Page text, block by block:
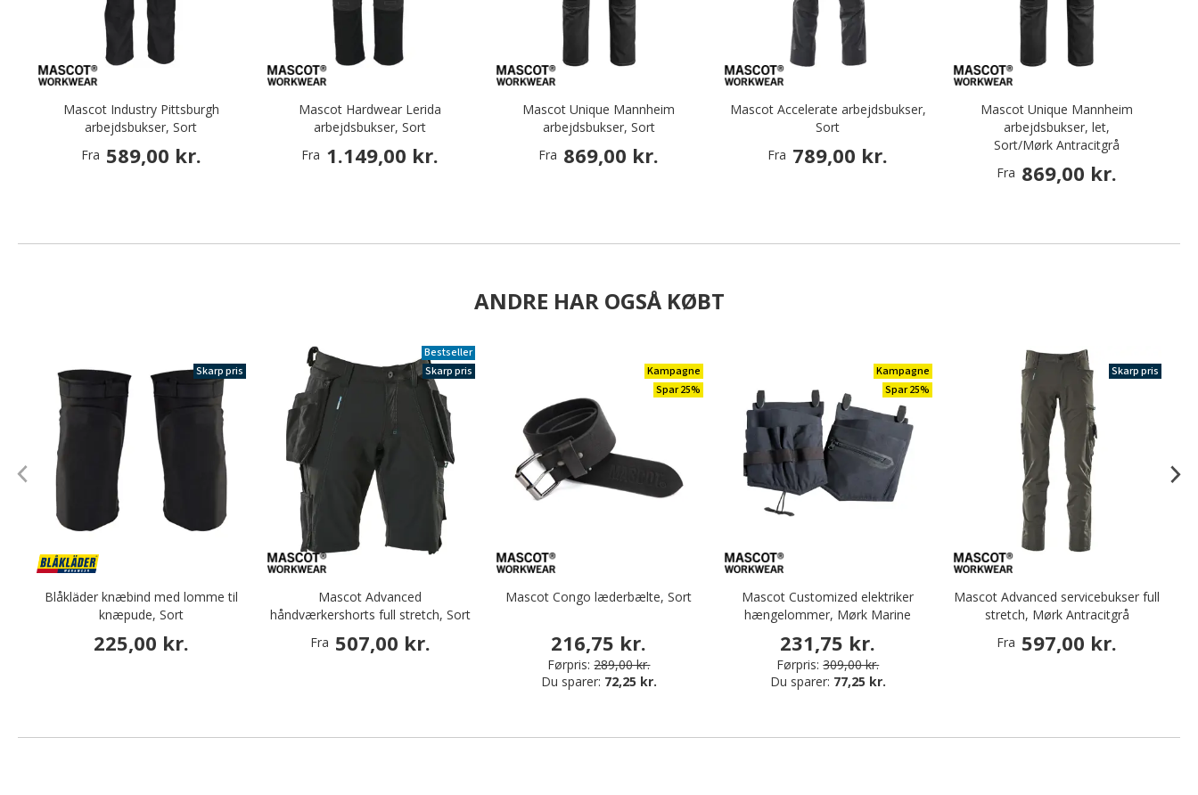
Mascot Industry Pittsburgh
arbejdsbukser, Sort
Fra 589,00 kr.
Mascot Hardwear Lerida
arbejdsbukser, Sort
Fra 1.149,00 kr.
Mascot Unique Mannheim
arbejdsbukser, Sort
Fra 869,00 kr.
Mascot Accelerate arbejdsbukser,
Sort
Fra 789,00 kr.
Mascot Unique Mannheim
arbejdsbukser, let,
Sort/Mørk Antracitgrå
Fra 869,00 kr.
ANDRE HAR OGSÅ KØBT
Skarp pris
Blåkläder knæbind med lomme til
knæpude, Sort
225,00 kr.
Bestseller
Skarp pris
Mascot Advanced
håndværkershorts full stretch, Sort
Fra 507,00 kr.
Kampagne
Spar 25%
Mascot Congo læderbælte, Sort
216,75 kr.
Førpris: 289,00 kr.
Du sparer: 72,25 kr.
Kampagne
Spar 25%
Mascot Customized elektriker
hængelommer, Mørk Marine
231,75 kr.
Førpris: 309,00 kr.
Du sparer: 77,25 kr.
Skarp pris
Mascot Advanced servicebukser full
stretch, Mørk Antracitgrå
Fra 597,00 kr.